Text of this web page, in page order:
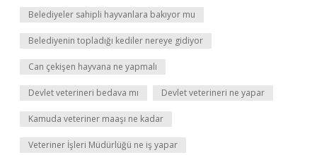
Belediyeler sahipli hayvanlara bakıyor mu
Belediyenin topladığı kediler nereye gidiyor
Can çekişen hayvana ne yapmalı
Devlet veterineri bedava mı Devlet veterineri ne yapar
Kamuda veteriner maaşı ne kadar
Veteriner İşleri Müdürlüğü ne iş yapar